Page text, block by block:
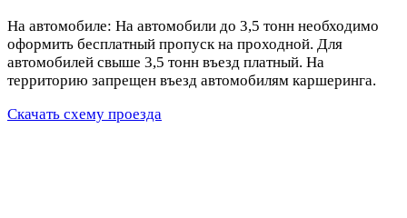
На автомобиле: На автомобили до 3,5 тонн необходимо
оформить бесплатный пропуск на проходной. Для
автомобилей свыше 3,5 тонн въезд платный. На
территорию запрещен въезд автомобилям каршеринга.
Скачать схему проезда